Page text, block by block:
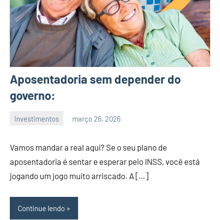
Aposentadoria sem depender do
governo:
Investimentos março 26, 2026
Vamos mandar a real aqui? Se o seu plano de
aposentadoria é sentar e esperar pelo INSS, você está
jogando um jogo muito arriscado. A […]
Continue lendo